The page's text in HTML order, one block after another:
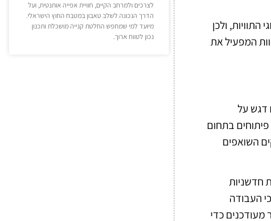
ולכן
המפעיל את
דגש על
פיתוחים בתחום
השואפים
חדשניות
העבודה
כדי
לצרכים ולמרחב הקיים, חוויית אפייה אותנטית, ועל
הדרך הנכונה לשלב טאבון במטבח החוץ הישראלי.
מיועד למי שמחפש החלטת קנייה מושכלת ותכנון
נכון לטווח ארוך.